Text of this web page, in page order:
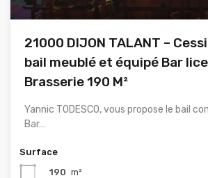
21000 DIJON TALANT –
bail meublé et équipé Bar
Brasserie 190 M²
Yannic TODESCO, vous propose le bail
Bar…
Surface
190 m²